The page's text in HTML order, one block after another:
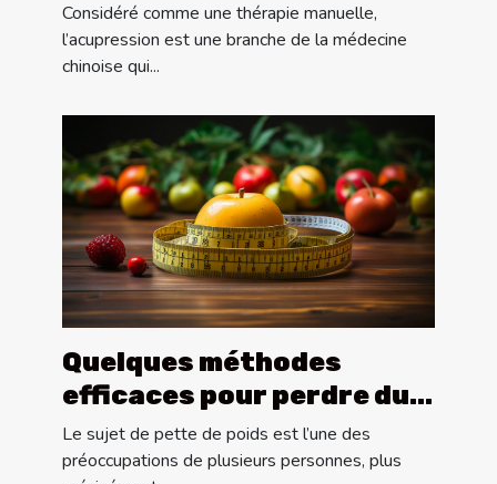
Considéré comme une thérapie manuelle,
l’acupression est une branche de la médecine
chinoise qui...
Quelques méthodes
efficaces pour perdre du
poids ?
Le sujet de pette de poids est l’une des
préoccupations de plusieurs personnes, plus